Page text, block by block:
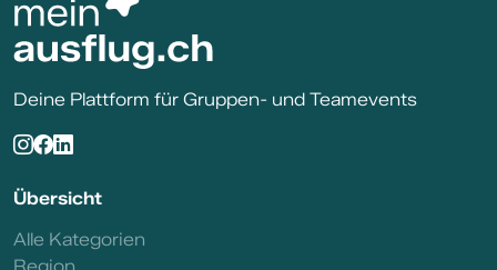
Deine Plattform für Gruppen- und Teamevents
Übersicht
Alle Kategorien